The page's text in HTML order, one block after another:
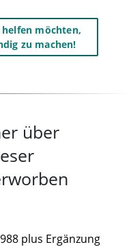
helfen möchten,
zu machen!
über
plus Ergänzung